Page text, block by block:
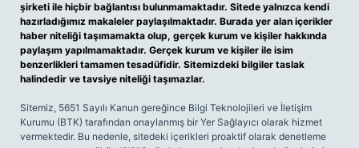
şirketi ile hiçbir bağlantısı bulunmamaktadır. Sitede yalnızca kendi
hazırladığımız makaleler paylaşılmaktadır. Burada yer alan içerikler
haber niteliği taşımamakta olup, gerçek kurum ve kişiler hakkında
paylaşım yapılmamaktadır. Gerçek kurum ve kişiler ile isim
benzerlikleri tamamen tesadüfidir. Sitemizdeki bilgiler taslak
halindedir ve tavsiye niteliği taşımazlar.
Sitemiz, 5651 Sayılı Kanun gereğince Bilgi Teknolojileri ve İletişim
Kurumu (BTK) tarafından onaylanmış bir Yer Sağlayıcı olarak hizmet
vermektedir. Bu nedenle, sitedeki içerikleri proaktif olarak denetleme